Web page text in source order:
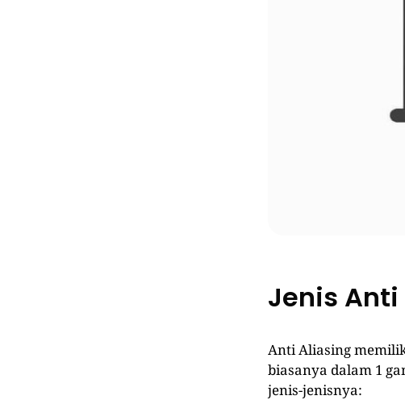
Jenis
Anti Aliasing
biasanya dalam 1
jenis-jenisnya: